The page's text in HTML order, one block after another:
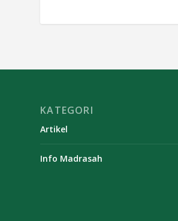
KATEGORI
Artikel
Info Madrasah